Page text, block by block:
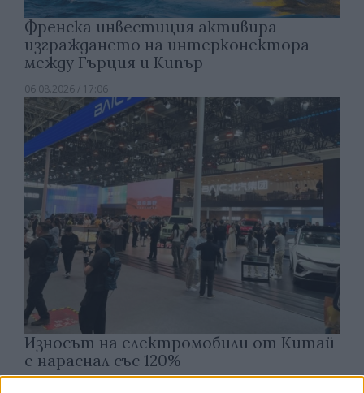
Френска инвестиция активира
изграждането на интерконектора
между Гърция и Кипър
06.08.2026 / 17:06
Износът на електромобили от Китай
е нараснал със 120%